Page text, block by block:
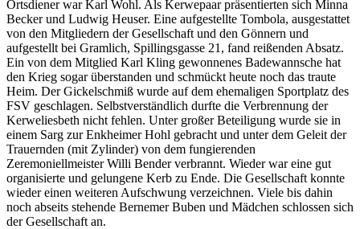
Ortsdiener war Karl Wohl. Als Kerwepaar präsentierten sich Minna
Becker und Ludwig Heuser. Eine aufgestellte Tombola, ausgestattet
von den Mitgliedern der Gesellschaft und den Gönnern und
aufgestellt bei Gramlich, Spillingsgasse 21, fand reißenden Absatz.
Ein von dem Mitglied Karl Kling gewonnenes Badewannsche hat
den Krieg sogar überstanden und schmückt heute noch das traute
Heim. Der Gickelschmiß wurde auf dem ehemaligen Sportplatz des
FSV geschlagen. Selbstverständlich durfte die Verbrennung der
Kerweliesbeth nicht fehlen. Unter großer Beteiligung wurde sie in
einem Sarg zur Enkheimer Hohl gebracht und unter dem Geleit der
Trauernden (mit Zylinder) von dem fungierenden
Zeremoniellmeister Willi Bender verbrannt. Wieder war eine gut
organisierte und gelungene Kerb zu Ende. Die Gesellschaft konnte
wieder einen weiteren Aufschwung verzeichnen. Viele bis dahin
noch abseits stehende Bernemer Buben und Mädchen schlossen sich
der Gesellschaft an.